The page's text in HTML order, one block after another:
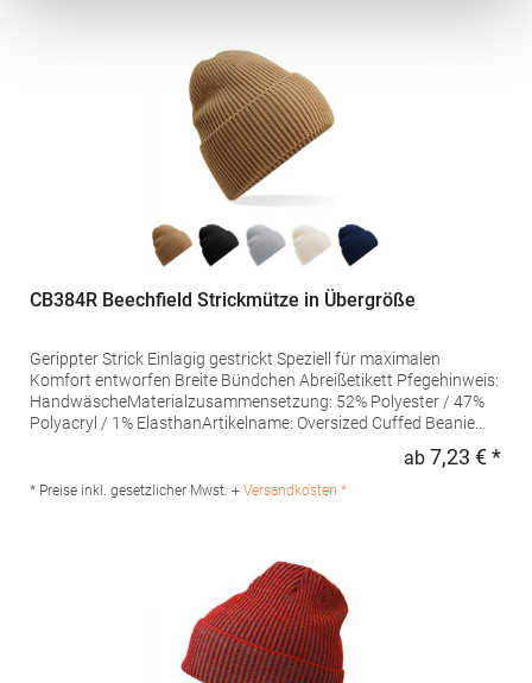
CB384R Beechfield Strickmütze in Übergröße
Gerippter Strick Einlagig gestrickt Speziell für maximalen
Komfort entworfen Breite Bündchen Abreißetikett Pfegehinweis:
HandwäscheMaterialzusammensetzung: 52% Polyester / 47%
Polyacryl / 1% ElasthanArtikelname: Oversized Cuffed Beanie
Beechfield Brands Europe B.V. Posthoornstraat 17 3011WD
Rotterdam Niederlande E-Mail: marketing@beechfield.com
ab 7,23 € *
* Preise inkl. gesetzlicher Mwst. + Versandkosten *